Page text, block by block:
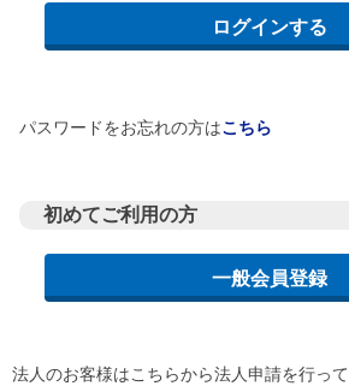
パスワードをお忘れの方はこちら
初めてご利用の方
法人のお客様はこちらから法人申請を行って